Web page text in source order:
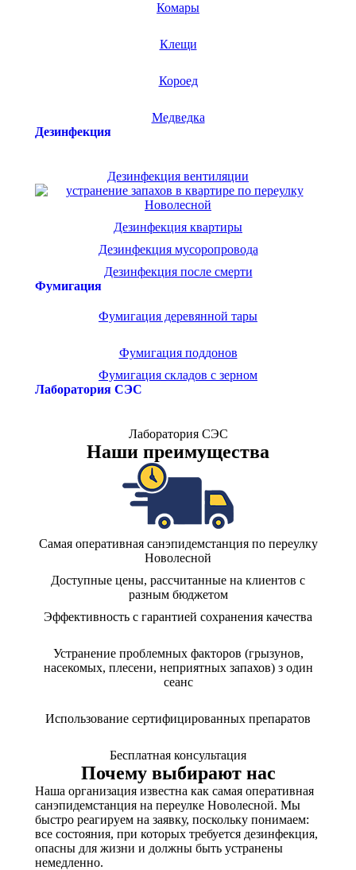
Комары
Клещи
Короед
Медведка
Дезинфекция
Дезинфекция вентиляции
Дезинфекция квартиры
Дезинфекция мусоропровода
Дезинфекция после смерти
Фумигация
Фумигация деревянной тары
Фумигация поддонов
Фумигация складов с зерном
Лаборатория СЭС
Лаборатория СЭС
Наши преимущества
Самая оперативная санэпидемстанция по переулку
Новолесной
Доступные цены, рассчитанные на клиентов с
разным бюджетом
Эффективность с гарантией сохранения качества
Устранение проблемных факторов (грызунов,
насекомых, плесени, неприятных запахов) з один
сеанс
Использование сертифицированных препаратов
Бесплатная консультация
Почему выбирают нас
Наша организация известна как самая оперативная
санэпидемстанция на переулке Новолесной. Мы
быстро реагируем на заявку, поскольку понимаем:
все состояния, при которых требуется дезинфекция,
опасны для жизни и должны быть устранены
немедленно.